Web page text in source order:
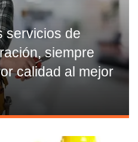
servicios de
siempre
calidad al mejor